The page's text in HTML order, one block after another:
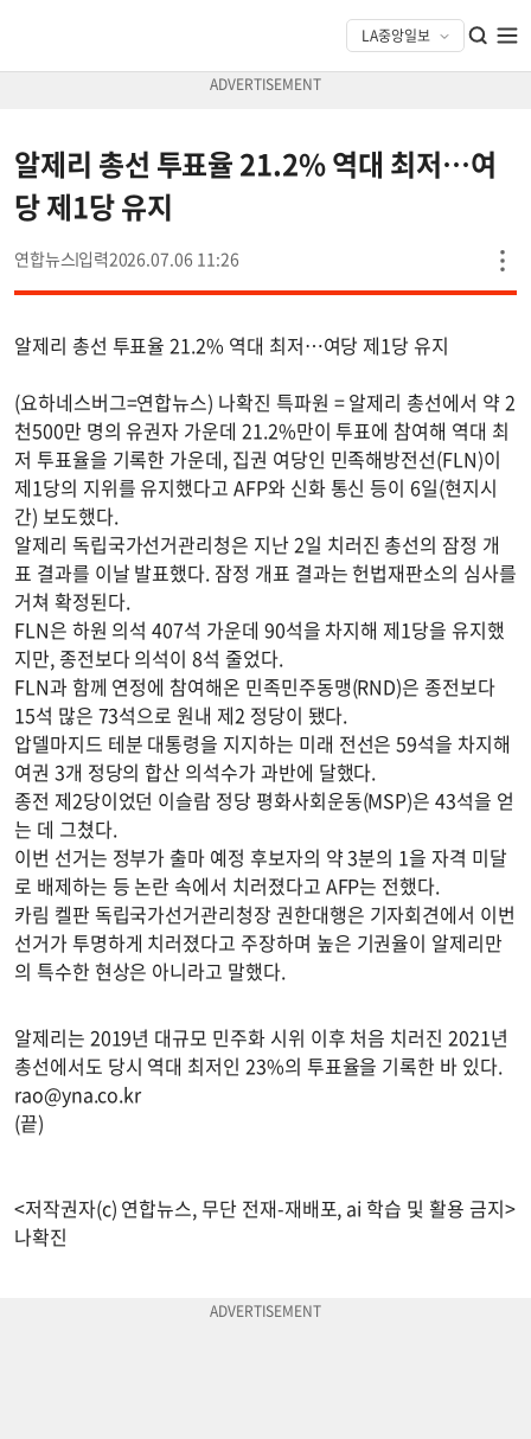
알제리 총선 투표율 21.2% 역대 최저…여
당 제1당 유지
연합뉴스 2026.07.06 11:26
알제리 총선 투표율 21.2% 역대 최저…여당 제1당 유지
(요하네스버그=연합뉴스) 나확진 특파원 = 알제리 총선에서 약 2
천500만 명의 유권자 가운데 21.2%만이 투표에 참여해 역대 최
저 투표율을 기록한 가운데, 집권 여당인 민족해방전선(FLN)이
제1당의 지위를 유지했다고 AFP와 신화 통신 등이 6일(현지시
간) 보도했다.
알제리 독립국가선거관리청은 지난 2일 치러진 총선의 잠정 개
표 결과를 이날 발표했다. 잠정 개표 결과는 헌법재판소의 심사를
거쳐 확정된다.
FLN은 하원 의석 407석 가운데 90석을 차지해 제1당을 유지했
지만, 종전보다 의석이 8석 줄었다.
FLN과 함께 연정에 참여해온 민족민주동맹(RND)은 종전보다
15석 많은 73석으로 원내 제2 정당이 됐다.
압델마지드 테분 대통령을 지지하는 미래 전선은 59석을 차지해
여권 3개 정당의 합산 의석수가 과반에 달했다.
종전 제2당이었던 이슬람 정당 평화사회운동(MSP)은 43석을 얻
는 데 그쳤다.
이번 선거는 정부가 출마 예정 후보자의 약 3분의 1을 자격 미달
로 배제하는 등 논란 속에서 치러졌다고 AFP는 전했다.
카림 켈판 독립국가선거관리청장 권한대행은 기자회견에서 이번
선거가 투명하게 치러졌다고 주장하며 높은 기권율이 알제리만
의 특수한 현상은 아니라고 말했다.
알제리는 2019년 대규모 민주화 시위 이후 처음 치러진 2021년
총선에서도 당시 역대 최저인 23%의 투표율을 기록한 바 있다.
rao@yna.co.kr
(끝)
<저작권자(c) 연합뉴스, 무단 전재-재배포, ai 학습 및 활용 금지>
나확진